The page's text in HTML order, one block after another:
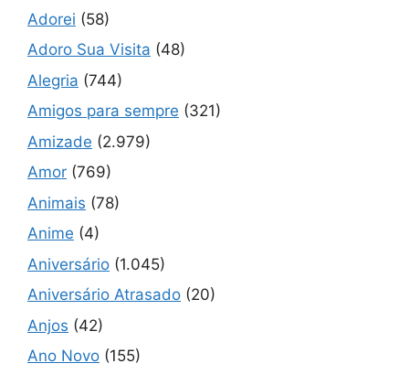
Adorei (58)
Adoro Sua Visita (48)
Alegria (744)
Amigos para sempre (321)
Amizade (2.979)
Amor (769)
Animais (78)
Anime (4)
Aniversário (1.045)
Aniversário Atrasado (20)
Anjos (42)
Ano Novo (155)